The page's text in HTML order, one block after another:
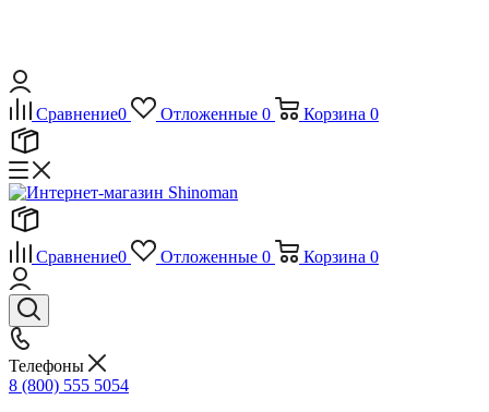
Сравнение0 Отложенные 0 Корзина 0
Сравнение0 Отложенные 0 Корзина 0
Телефоны
8 (800) 555 5054